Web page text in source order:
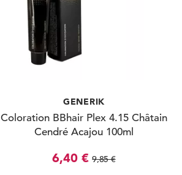
GENERIK
Coloration BBhair Plex 4.15 Châtain
Cendré Acajou 100ml
6,40 € 9,85 €